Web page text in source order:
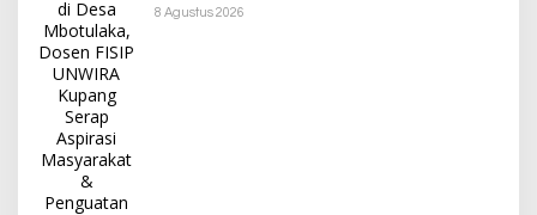
Masyarakat & Penguatan Kapasitas Karang
8 Agustus 2026